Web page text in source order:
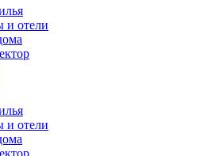
и отели
и отели